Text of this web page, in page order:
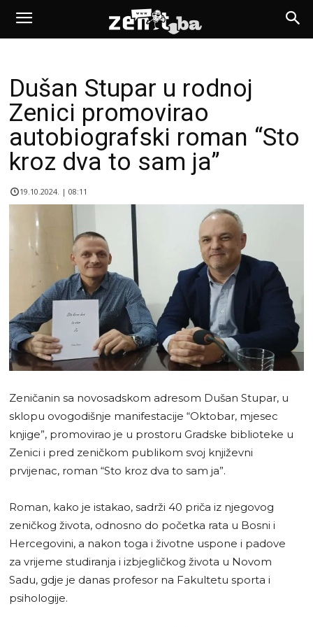
Dušan Stupar u rodnoj
Zenici promovirao
autobiografski roman “Sto
kroz dva to sam ja”
19.10.2024. | 08:11
Zeničanin sa novosadskom adresom Dušan Stupar, u
sklopu ovogodišnje manifestacije “Oktobar, mjesec
knjige”, promovirao je u prostoru Gradske biblioteke u
Zenici i pred zeničkom publikom svoj književni
prvijenac, roman “Sto kroz dva to sam ja”.
Roman, kako je istakao, sadrži 40 priča iz njegovog
zeničkog života, odnosno do početka rata u Bosni i
Hercegovini, a nakon toga i životne uspone i padove
za vrijeme studiranja i izbjegličkog života u Novom
Sadu, gdje je danas profesor na Fakultetu sporta i
psihologije.